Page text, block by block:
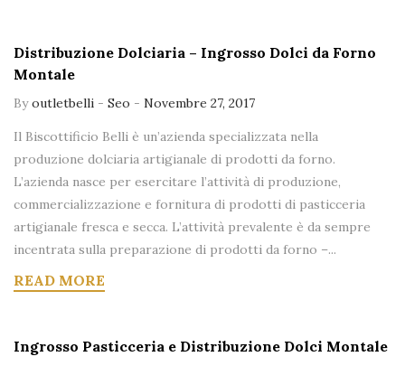
Distribuzione Dolciaria – Ingrosso Dolci da Forno
Montale
Byoutletbelli - Seo - Novembre 27, 2017
Il Biscottificio Belli è un’azienda specializzata nella
produzione dolciaria artigianale di prodotti da forno.
L’azienda nasce per esercitare l’attività di produzione,
commercializzazione e fornitura di prodotti di pasticceria
artigianale fresca e secca. L’attività prevalente è da sempre
incentrata sulla preparazione di prodotti da forno –...
READ MORE
Ingrosso Pasticceria e Distribuzione Dolci Montale